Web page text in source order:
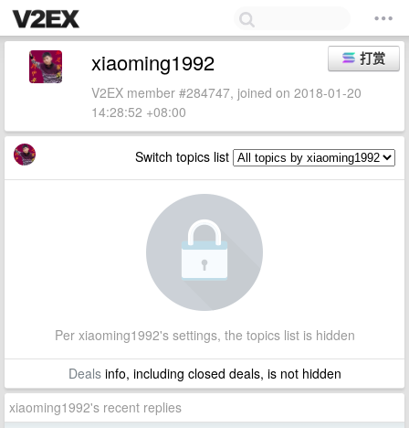
打赏
xiaoming1992
V2EX member #284747, joined on 2018-01-20
14:28:52 +08:00
Switch topics list
Per xiaoming1992's settings, the topics list is hidden
Dealsinfo, including closed deals, is not hidden
xiaoming1992's recent replies